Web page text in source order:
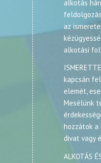
alkotás
az
alkotási
kapcsán
elemét,
Mesélünk
hozzátok a
divat vagy
ALKOTÁS